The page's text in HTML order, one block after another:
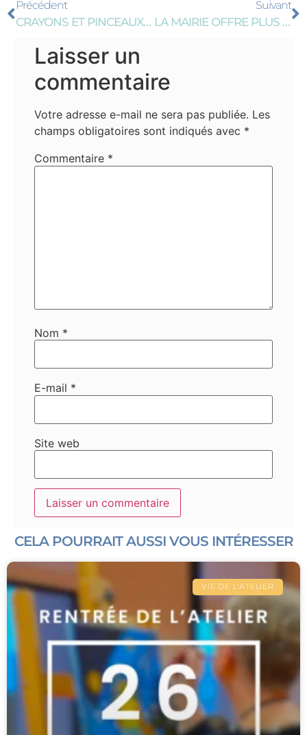
Précédent
CRAYONS ET PINCEAUX À UXEM S’EXPOSE – 3ÈME ÉDITION
Suivant
LA MAIRIE OFFRE PLUS DE VISIBILITÉ À NOTRE ATELIER
Laisser un
commentaire
Votre adresse e-mail ne sera pas publiée. Les
champs obligatoires sont indiqués avec *
Commentaire *
Nom *
E-mail *
Site web
CELA POURRAIT AUSSI VOUS INTÉRESSER
VIE DE L'ATELIER